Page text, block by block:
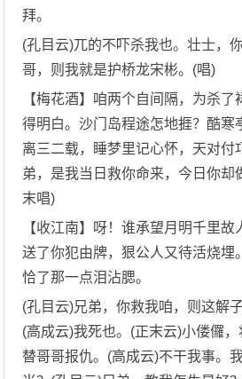
拜。
(孔目云)兀的不吓杀我也。壮士，
哥，则我就是护桥龙宋彬。(唱)
【梅花酒】咱两个自间隔，为杀
得明白。沙门岛程途怎地捱？酷寒
离三二载，睡梦里记心怀，天对付
弟，是我当日救你命来，今日你却
末唱)
【收江南】呀！谁承望月明千里
送了你犯由牌，狠公人又待活烧埋
恰了那一点泪沾腮。
(孔目云)兄弟，你救我咱，则这解
(高成云)我死也。(正末云)小偻儸，
替哥哥报仇。(高成云)不干我事。